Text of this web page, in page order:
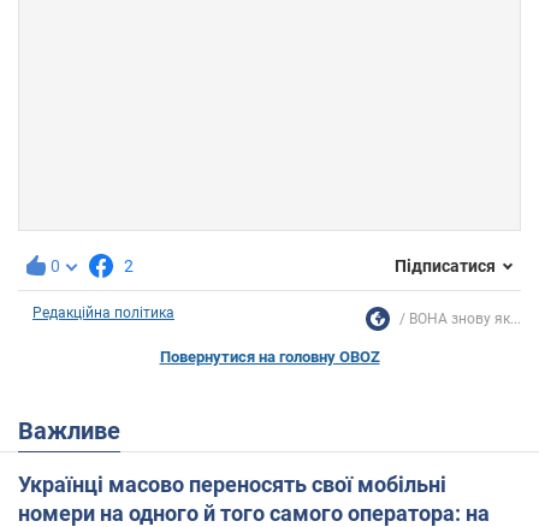
0 2 Підписатися
Редакційна політика ВОНА знову як...
Повернутися на головну OBOZ
Важливе
Українці масово переносять свої мобільні
номери на одного й того самого оператора: на